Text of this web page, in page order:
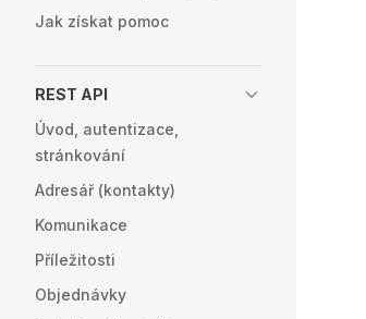
Jak získat pomoc
REST API
Úvod, autentizace,
stránkování
Adresář (kontakty)
Komunikace
Příležitosti
Objednávky